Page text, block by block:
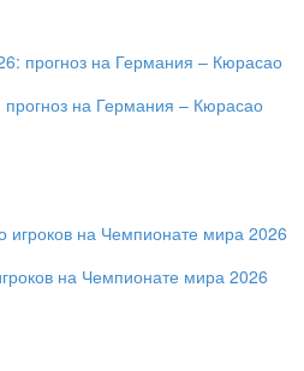
на Германия – Кюрасао
на Чемпионате мира 2026